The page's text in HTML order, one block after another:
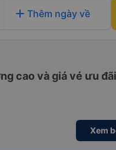
add Thêm ngày về
cao và giá vé ưu
Xem